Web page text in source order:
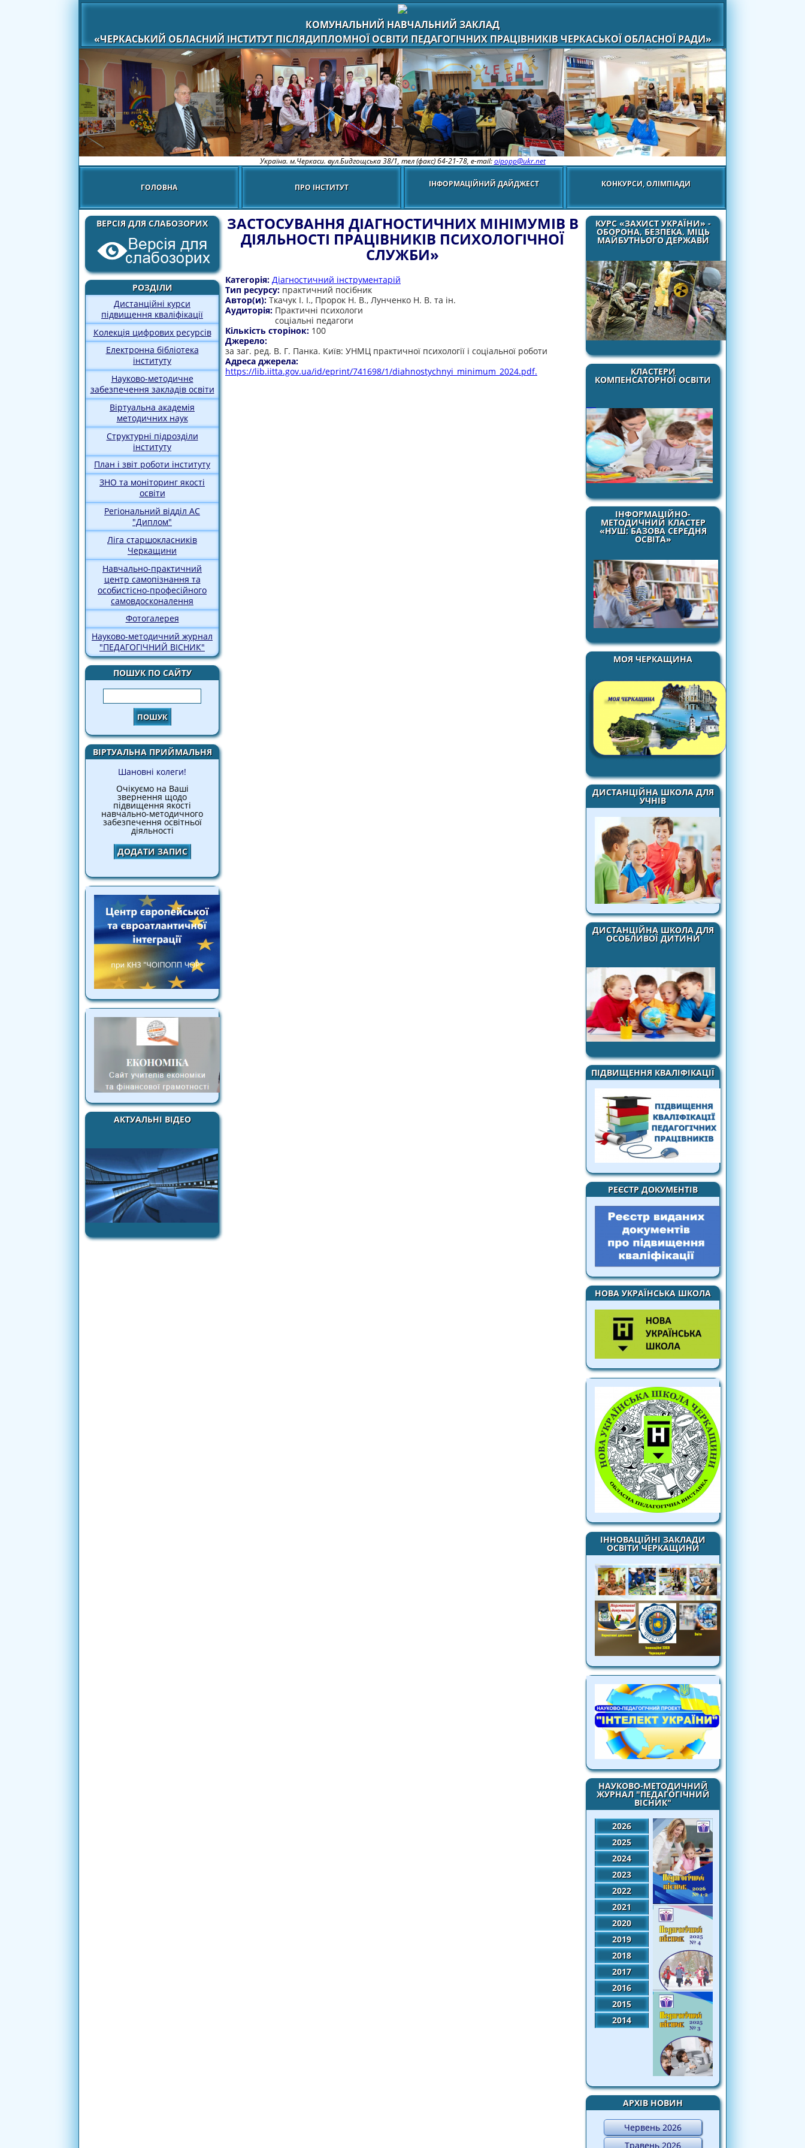
КОМУНАЛЬНИЙ НАВЧАЛЬНИЙ ЗАКЛАД
«ЧЕРКАСЬКИЙ ОБЛАСНИЙ ІНСТИТУТ ПІСЛЯДИПЛОМНОЇ ОСВІТИ ПЕДАГОГІЧНИХ ПРАЦІВНИКІВ ЧЕРКАСЬКОЇ ОБЛАСНОЇ РАДИ»
Україна. м.Черкаси. вул.Бидгощська 38/1, тел (факс) 64-21-78, e-mail:oipopp@ukr.net
ГОЛОВНА ПРО ІНСТИТУТ ІНФОРМАЦІЙНИЙ ДАЙДЖЕСТ КОНКУРСИ, ОЛІМПІАДИ
ВЕРСІЯ ДЛЯ СЛАБОЗОРИХ
РОЗДІЛИ
Дистанційні курси
підвищення кваліфікації
Колекція цифрових ресурсів
Електронна бібліотека
інституту
Науково-методичне
забезпечення закладів освіти
Віртуальна академія
методичних наук
Структурні підрозділи
інституту
План і звіт роботи інституту
ЗНО та моніторинг якості
освіти
Регіональний відділ АС
"Диплом"
Ліга старшокласників
Черкащини
Навчально-практичний
центр самопізнання та
особистісно-професійного
самовдосконалення
Фотогалерея
Науково-методичний журнал
"ПЕДАГОГІЧНИЙ ВІСНИК"
ПОШУК ПО САЙТУ
Пошук
ВІРТУАЛЬНА ПРИЙМАЛЬНЯ
Шановні колеги!
Очікуємо на Ваші
звернення щодо
підвищення якості
навчально-методичного
забезпечення освітньої
діяльності
ДОДАТИ ЗАПИС
АКТУАЛЬНІ ВІДЕО
КУРС «ЗАХИСТ УКРАЇНИ» -
ОБОРОНА, БЕЗПЕКА, МІЦЬ
МАЙБУТНЬОГО ДЕРЖАВИ
КЛАСТЕРИ
КОМПЕНСАТОРНОЇ ОСВІТИ
ІНФОРМАЦІЙНО-
МЕТОДИЧНИЙ КЛАСТЕР
«НУШ: БАЗОВА СЕРЕДНЯ
ОСВІТА»
МОЯ ЧЕРКАЩИНА
ДИСТАНЦІЙНА ШКОЛА ДЛЯ
УЧНІВ
ДИСТАНЦІЙНА ШКОЛА ДЛЯ
ОСОБЛИВОЇ ДИТИНИ
ПІДВИЩЕННЯ КВАЛІФІКАЦІЇ
РЕЄСТР ДОКУМЕНТІВ
НОВА УКРАЇНСЬКА ШКОЛА
ІННОВАЦІЙНІ ЗАКЛАДИ
ОСВІТИ ЧЕРКАЩИНИ
НАУКОВО-МЕТОДИЧНИЙ
ЖУРНАЛ "ПЕДАГОГІЧНИЙ
ВІСНИК"
2026
2025
2024
2023
2022
2021
2020
2019
2018
2017
2016
2015
2014
АРХІВ НОВИН
Червень 2026
Травень 2026
ЗАСТОСУВАННЯ ДІАГНОСТИЧНИХ МІНІМУМІВ В
ДІЯЛЬНОСТІ ПРАЦІВНИКІВ ПСИХОЛОГІЧНОЇ
СЛУЖБИ»
Категорія: Діагностичний інструментарій
Тип ресурсу: практичний посібник
Автор(и): Ткачук І. І., Пророк Н. В., Лунченко Н. В. та ін.
Аудиторія: Практичні психологи
соціальні педагоги
Кількість сторінок: 100
Джерело:
за заг. ред. В. Г. Панка. Київ: УНМЦ практичної психології і соціальної роботи
Адреса джерела:
https://lib.iitta.gov.ua/id/eprint/741698/1/diahnostychnyi_minimum_2024.pdf.